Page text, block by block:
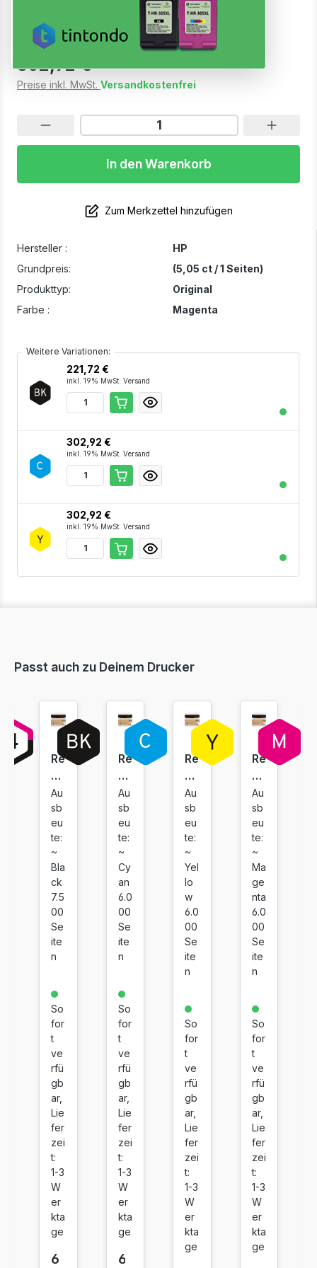
Hersteller :
HP
Grundpreis:
(5,05 ct / 1 Seiten)
Produkttyp:
Original
Farbe :
Magenta
Weitere Variationen:
221,72 €
inkl. 19% MwSt. Versand
302,92 €
inkl. 19% MwSt. Versand
302,92 €
inkl. 19% MwSt. Versand
Sofort verfügbar, Lieferzeit: 1-3 Werktage
302,92 €
Preise inkl. MwSt. Versandkostenfrei
In den Warenkorb
Zum Merkzettel hinzufügen
Passt auch zu Deinem Drucker
Re
bu
ilt
To
ne
r
fü
r
H
P
W
2
0
X
41
5
X
Sc
h
w
ar
z
Au
sb
eu
te:
~
Bla
ck
7.5
00
Se
ite
n
So
for
t
ve
rfü
gb
ar,
Lie
fer
zei
t:
1-3
W
er
kta
ge
6
Re
bu
ilt
To
ne
r
fü
r
H
P
W
2
0
X
41
5
X
C
ya
n
Au
sb
eu
te:
~
Cy
an
6.0
00
Se
ite
n
So
for
t
ve
rfü
gb
ar,
Lie
fer
zei
t:
1-3
W
er
kta
ge
6
Re
bu
ilt
To
ne
r
fü
r
H
P
W
2
0
32
41
5
X
G
el
b
Au
sb
eu
te:
~
Yel
lo
w
6.0
00
Se
ite
n
So
for
t
ve
rfü
gb
ar,
Lie
fer
zei
t:
1-3
W
er
kta
ge
Re
bu
ilt
To
ne
r
fü
r
H
P
W
2
0
33
41
5
X
M
ag
en
ta
Au
sb
eu
te:
~
Ma
ge
nta
6.0
00
Se
ite
n
So
for
t
ve
rfü
gb
ar,
Lie
fer
zei
t:
1-3
W
er
kta
ge